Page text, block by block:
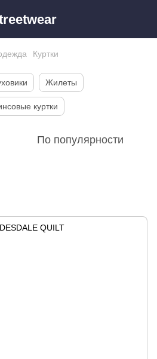
Куртки
Жилеты
куртки
По популярности